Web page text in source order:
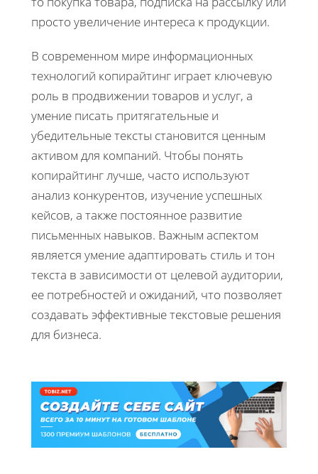
просто увеличение интереса к продукции.
В современном мире информационных
технологий копирайтинг играет ключевую
роль в продвижении товаров и услуг, а
умение писать притягательные и
убедительные тексты становится ценным
активом для компаний. Чтобы понять
копирайтинг лучше, часто используют
анализ конкурентов, изучение успешных
кейсов, а также постоянное развитие
письменных навыков. Важным аспектом
является умение адаптировать стиль и тон
текста в зависимости от целевой аудитории,
ее потребностей и ожиданий, что позволяет
создавать эффективные текстовые решения
для бизнеса.